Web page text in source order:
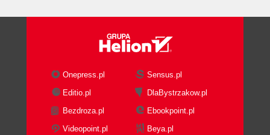
Onepress.pl
Sensus.pl
Editio.pl
DlaBystrzakow.pl
Bezdroza.pl
Ebookpoint.pl
Videopoint.pl
Beya.pl